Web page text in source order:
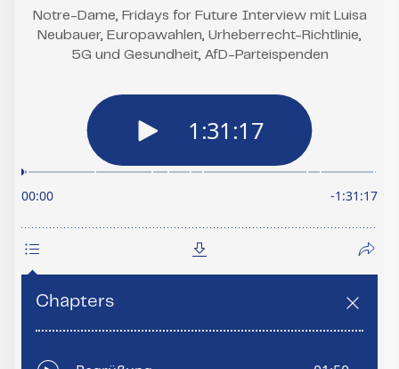
Notre-Dame, Fridays for Future Interview mit Luisa
Neubauer, Europawahlen, Urheberrecht-Richtlinie,
5G und Gesundheit, AfD-Parteispenden